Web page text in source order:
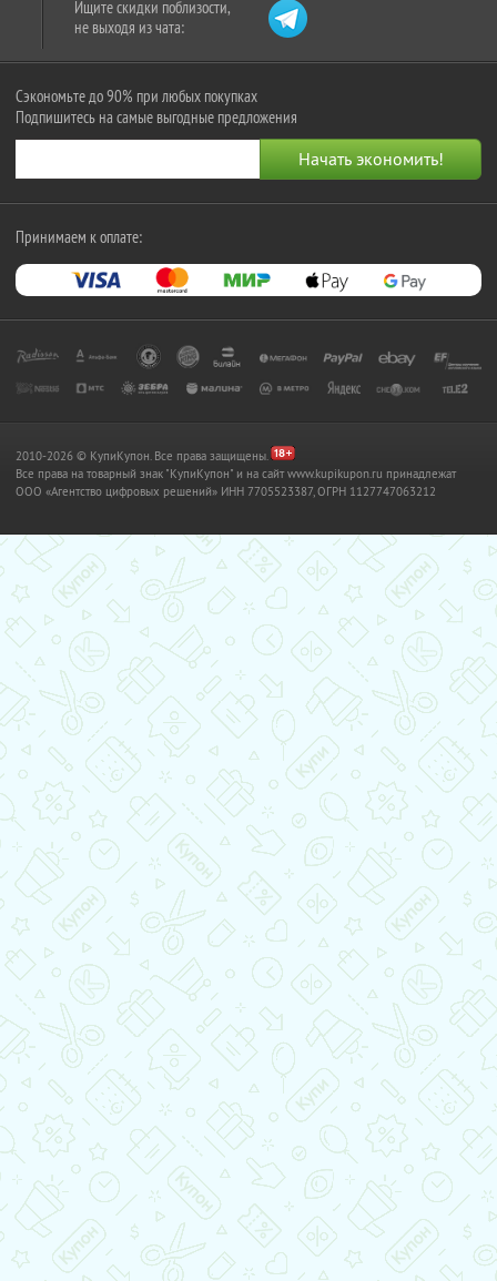
Ищите скидки поблизости,
не выходя из чата:
Сэкономьте до 90% при любых покупках
Подпишитесь на самые выгодные предложения
Принимаем к оплате:
2010-2026 © КупиКупон. Все права защищены.
Все права на товарный знак "КупиКупон" и на сайт www.kupikupon.ru принадлежат
OOO «Агентство цифровых решений» ИНН 7705523387, ОГРН 1127747063212